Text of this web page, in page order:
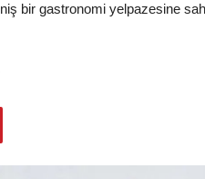
bir gastronomi yelpazesine